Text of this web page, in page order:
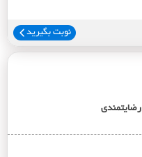
نوبت بگیرید
رضایتمندی